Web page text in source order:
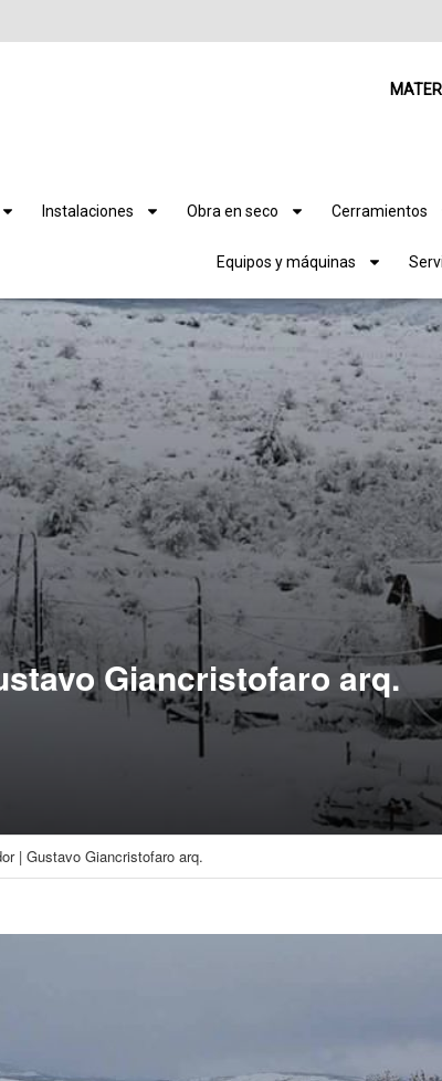
Instalaciones Obra en seco Cerramientos
Equipos y máquinas
Giancristofaro arq.
| Gustavo Giancristofaro arq.